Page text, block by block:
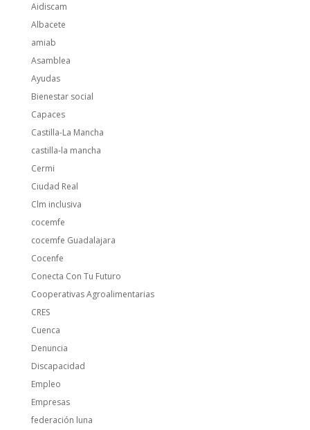
Aidiscam
Albacete
amiab
Asamblea
Ayudas
Bienestar social
Capaces
Castilla-La Mancha
castilla-la mancha
Cermi
Ciudad Real
Clm inclusiva
cocemfe
cocemfe Guadalajara
Cocenfe
Conecta Con Tu Futuro
Cooperativas Agroalimentarias
CRES
Cuenca
Denuncia
Discapacidad
Empleo
Empresas
federación luna